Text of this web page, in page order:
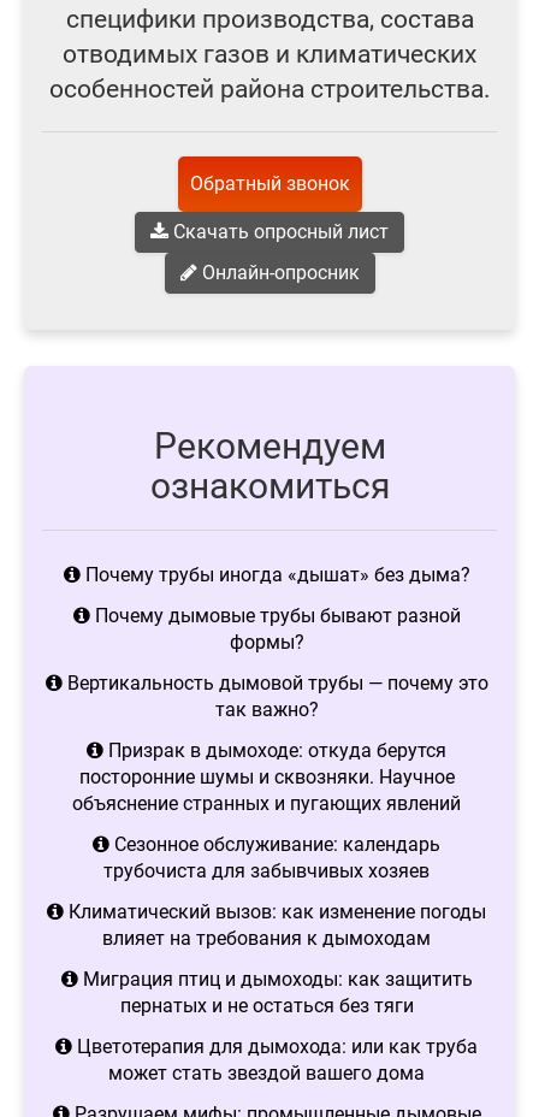
специфики производства, состава
отводимых газов и климатических
особенностей района строительства.
Обратный звонок
Скачать опросный лист
Онлайн-опросник
Рекомендуем
ознакомиться
Почему трубы иногда «дышат» без дыма?
Почему дымовые трубы бывают разной
формы?
Вертикальность дымовой трубы — почему это
так важно?
Призрак в дымоходе: откуда берутся
посторонние шумы и сквозняки. Научное
объяснение странных и пугающих явлений
Сезонное обслуживание: календарь
трубочиста для забывчивых хозяев
Климатический вызов: как изменение погоды
влияет на требования к дымоходам
Миграция птиц и дымоходы: как защитить
пернатых и не остаться без тяги
Цветотерапия для дымохода: или как труба
может стать звездой вашего дома